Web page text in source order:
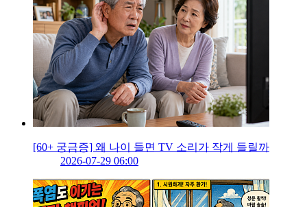
[60+ 궁금증] 왜 나이 들면 TV 소리가 작게 들릴까
2026-07-29 06:00